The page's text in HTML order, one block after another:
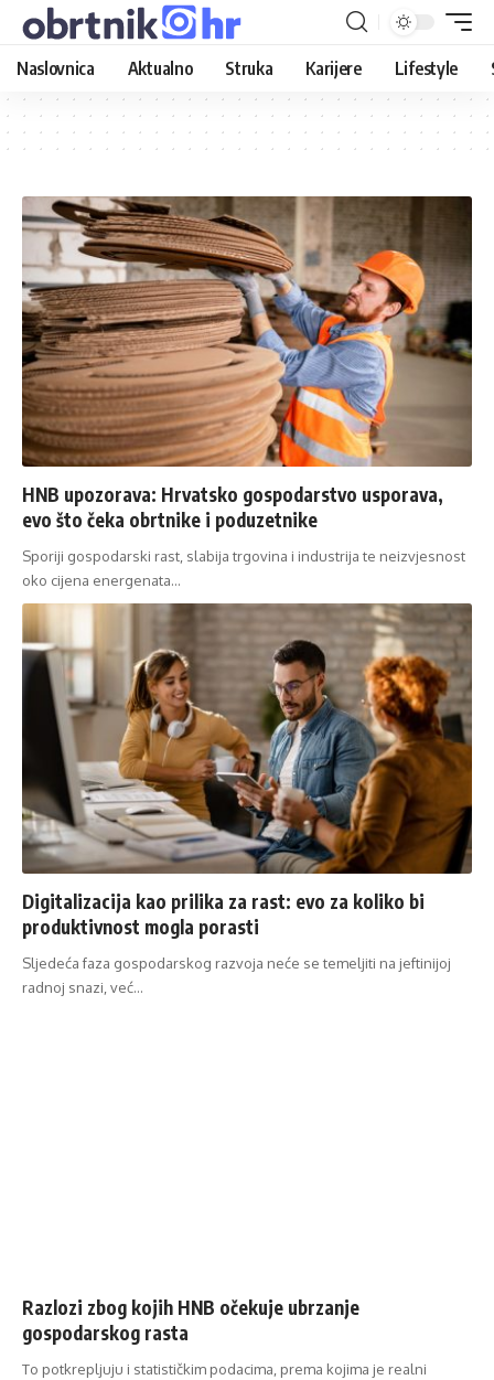
Naslovnica Aktualno Struka Karijere Lifestyle
HNB upozorava: Hrvatsko gospodarstvo usporava,
evo što čeka obrtnike i poduzetnike
Sporiji gospodarski rast, slabija trgovina i industrija te neizvjesnost
oko cijena energenata…
Digitalizacija kao prilika za rast: evo za koliko bi
produktivnost mogla porasti
Sljedeća faza gospodarskog razvoja neće se temeljiti na jeftinijoj
radnoj snazi, već…
Razlozi zbog kojih HNB očekuje ubrzanje
gospodarskog rasta
To potkrepljuju i statističkim podacima, prema kojima je realni